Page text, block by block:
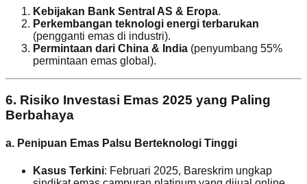
Kebijakan Bank Sentral AS & Eropa.
Perkembangan teknologi energi terbarukan
(pengganti emas di industri).
Permintaan dari China & India (penyumbang 55%
permintaan emas global).
6. Risiko Investasi Emas 2025 yang Paling
Berbahaya
a. Penipuan Emas Palsu Berteknologi Tinggi
Kasus Terkini: Februari 2025, Bareskrim ungkap